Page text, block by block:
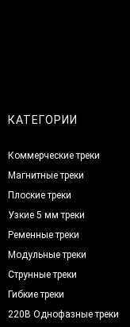
КАТЕГОРИИ
Коммерческие треки
Магнитные треки
Плоские треки
Узкие 5 мм треки
Ременные треки
Модульные треки
Струнные треки
Гибкие треки
220В Однофазные треки